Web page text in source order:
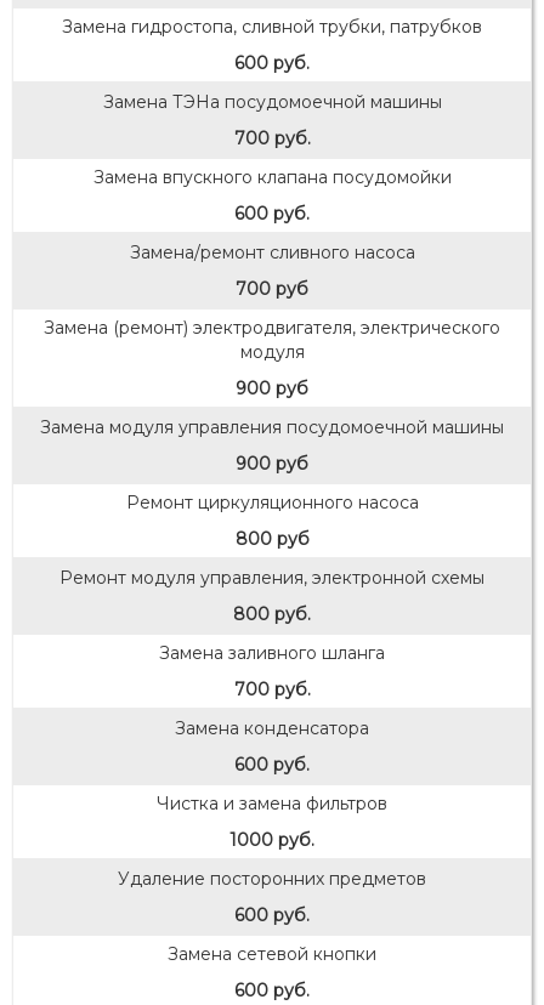
Замена гидростопа, сливной трубки, патрубков
600 руб.
Замена ТЭНа посудомоечной машины
700 руб.
Замена впускного клапана посудомойки
600 руб.
Замена/ремонт сливного насоса
700 руб
Замена (ремонт) электродвигателя, электрического
модуля
900 руб
Замена модуля управления посудомоечной машины
900 руб
Ремонт циркуляционного насоса
800 руб
Ремонт модуля управления, электронной схемы
800 руб.
Замена заливного шланга
700 руб.
Замена конденсатора
600 руб.
Чистка и замена фильтров
1000 руб.
Удаление посторонних предметов
600 руб.
Замена сетевой кнопки
600 руб.